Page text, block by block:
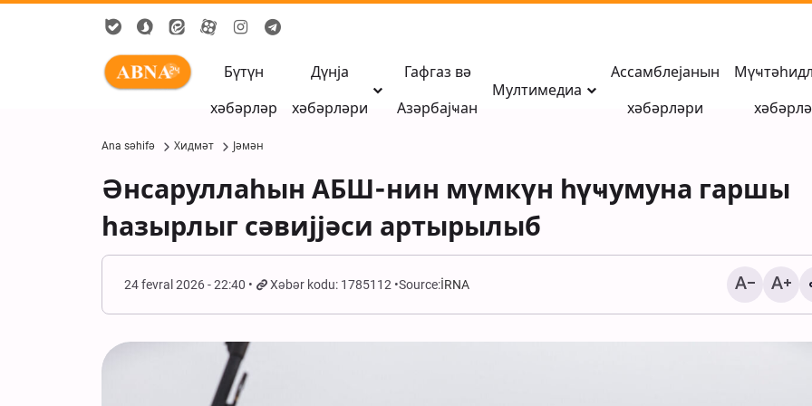
Бүтүн
хәбәрләр
Дүнја
хәбәрләри
Гафгаз вә
Азәрбајҹан
Мултимедиа
Ассамблејанын
хәбәрләри
Ana səhifə Хидмәт Јәмән
Әнсаруллаһын АБШ-нин мүмкүн һүҹумуна гаршы
һазырлыг сәвијјәси артырылыб
24 fevral 2026 - 22:40 Xəbər kodu: 1785112 Source:İRNA
АБШ ишғалчы